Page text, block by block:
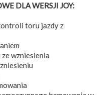
DLA WERSJI JOY:
toru jazdy z
wzniesienia